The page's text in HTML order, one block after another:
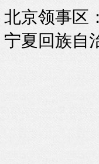
北京领事区
宁夏回族自